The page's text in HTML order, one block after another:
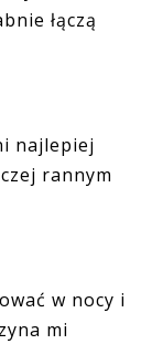
łączą
najlepiej
rannym
w nocy i
mi